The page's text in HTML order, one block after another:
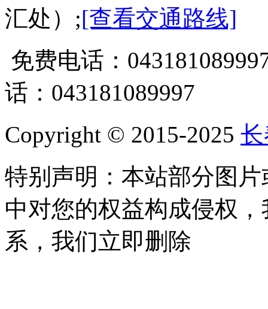
汇处）;[查看交通路线]
免费电话：
话：043181089997
Copyright © 2015-2025
特别声明：本站部分图
中对您的权益构成侵权
系，我们立即删除